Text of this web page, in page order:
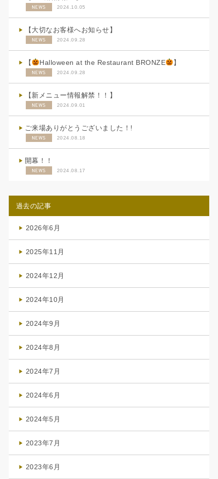
NEWS 2024.10.05
【大切なお客様へお知らせ】
NEWS 2024.09.28
【 Halloween at the Restaurant BRONZE 】
NEWS 2024.09.28
【新メニュー情報解禁！！】
NEWS 2024.09.01
ご来場ありがとうございました！!
NEWS 2024.08.18
開幕！！
NEWS 2024.08.17
過去の記事
2026年6月
2025年11月
2024年12月
2024年10月
2024年9月
2024年8月
2024年7月
2024年6月
2024年5月
2023年7月
2023年6月